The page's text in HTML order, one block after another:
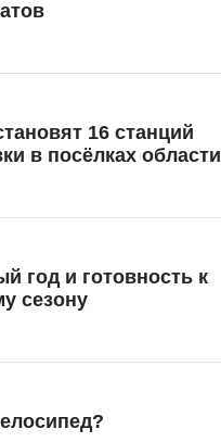
16 станций
в посёлках области
год и готовность к
сезону